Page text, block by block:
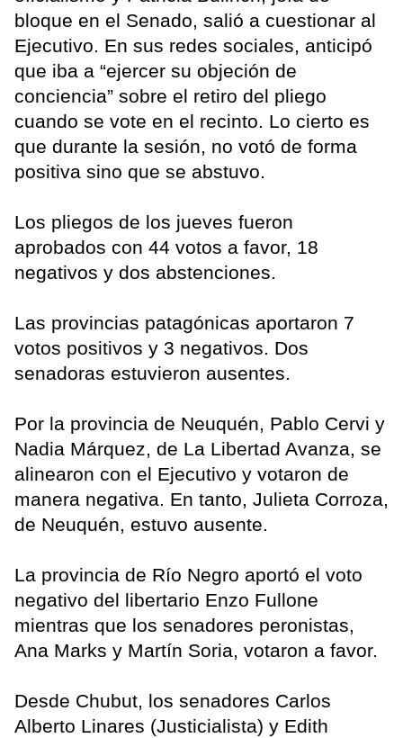
bloque en el Senado, salió a cuestionar al
Ejecutivo. En sus redes sociales, anticipó
que iba a “ejercer su objeción de
conciencia” sobre el retiro del pliego
cuando se vote en el recinto. Lo cierto es
que durante la sesión, no votó de forma
positiva sino que se abstuvo.
Los pliegos de los jueves fueron
aprobados con 44 votos a favor, 18
negativos y dos abstenciones.
Las provincias patagónicas aportaron 7
votos positivos y 3 negativos. Dos
senadoras estuvieron ausentes.
Por la provincia de Neuquén, Pablo Cervi y
Nadia Márquez, de La Libertad Avanza, se
alinearon con el Ejecutivo y votaron de
manera negativa. En tanto, Julieta Corroza,
de Neuquén, estuvo ausente.
La provincia de Río Negro aportó el voto
negativo del libertario Enzo Fullone
mientras que los senadores peronistas,
Ana Marks y Martín Soria, votaron a favor.
Desde Chubut, los senadores Carlos
Alberto Linares (Justicialista) y Edith